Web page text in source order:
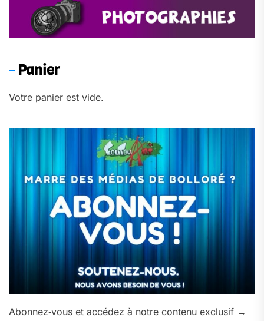
Panier
Votre panier est vide.
Abonnez‑vous et accédez à notre contenu exclusif →